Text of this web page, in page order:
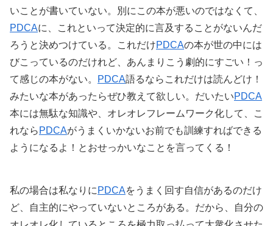
いことが書いていない。別にこの本が悪いのではなくて、
PDCAに、これといって決定的に言及することがないんだ
ろうと決めつけている。これだけPDCAの本が世の中には
びこっているのだけれど、あんまりこう劇的にすごい！っ
て感じの本がない。
PDCA語るならこれだけは読んどけ！
みたいな本があったらぜひ教えて欲しい。だいたいPDCA
本には無駄な知識や、オレオレフレームワーク化して、こ
れなら PDCAがうまくいかないお前でも訓練すればできる
ようになるよ！とおせっかいなことを言ってくる！
私の場合は私なりに PDCAをうまく回す自信があるのだけ
ど、自主的にやっていないところがある。だから、自分の